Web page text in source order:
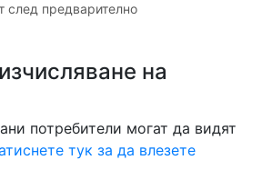
предварително
на
потребители могат да видят
тук за да влезете